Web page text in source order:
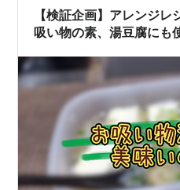
【検証企画】アレンジ
吸い物の素、湯豆腐にも